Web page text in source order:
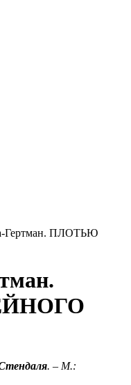
Гертман. ПЛОТЬЮ
. – М.: